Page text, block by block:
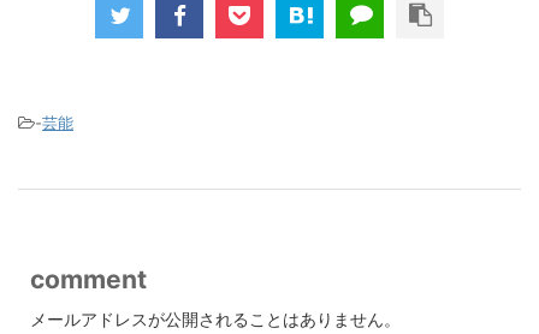
-芸能
comment
メールアドレスが公開されることはありません。